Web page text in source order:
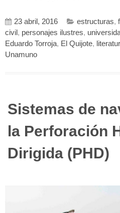
23 abril, 2016 estructuras,
civil , personajes ilustres,
Eduardo Torroja, El Quijote,
Unamuno
Sistemas de
la Perforación
Dirigida (PHD)